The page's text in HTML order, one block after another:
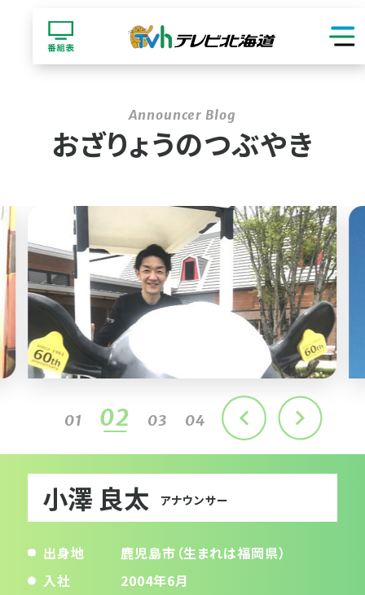
おざりょうのつぶやき
小澤 良太 アナウンサー
出身地
鹿児島市（生まれは福岡県）
入社
2004年6月
01 02 03 04